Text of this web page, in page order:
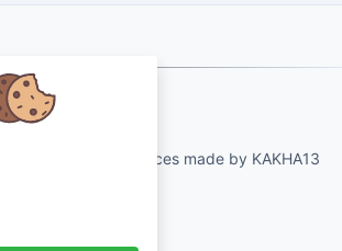
tools and services made by KAKHA13